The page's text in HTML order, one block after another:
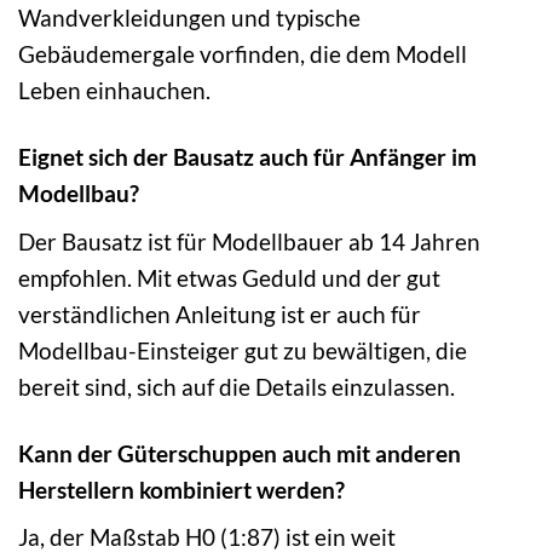
Wandverkleidungen und typische
Gebäudemergale vorfinden, die dem Modell
Leben einhauchen.
Eignet sich der Bausatz auch für Anfänger im
Modellbau?
Der Bausatz ist für Modellbauer ab 14 Jahren
empfohlen. Mit etwas Geduld und der gut
verständlichen Anleitung ist er auch für
Modellbau-Einsteiger gut zu bewältigen, die
bereit sind, sich auf die Details einzulassen.
Kann der Güterschuppen auch mit anderen
Herstellern kombiniert werden?
Ja, der Maßstab H0 (1:87) ist ein weit